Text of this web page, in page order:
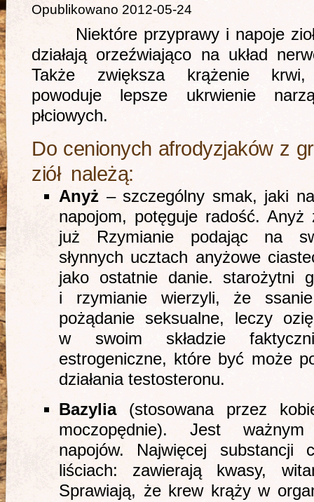
Opublikowano 2012-05-24
Niektóre przyprawy i napoje
działają orzeźwiająco na układ
Także zwiększa krążenie
powoduje lepsze ukrwienie
płciowych.
Do cenionych afrodyzjaków z
ziół należą:
Anyż – szczególny smak, jaki
napojom, potęguje radość. Anyż
już Rzymianie podając na
słynnych ucztach anyżowe
jako ostatnie danie. starożytni
i rzymianie wierzyli, że
pożądanie seksualne, leczy
w swoim składzie
estrogeniczne, które być może
działania testosteronu.
Bazylia(stosowana przez
moczopędnie). Jest ważnym
napojów. Najwięcej substancji
liściach: zawierają kwasy,
Sprawiają, że krew krąży w